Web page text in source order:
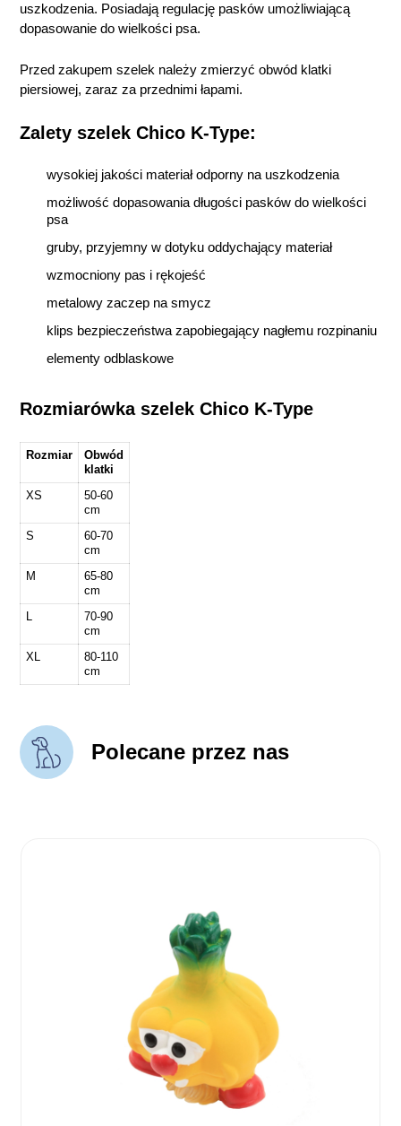
uszkodzenia. Posiadają regulację pasków umożliwiającą
dopasowanie do wielkości psa.
Przed zakupem szelek należy zmierzyć obwód klatki
piersiowej, zaraz za przednimi łapami.
Zalety szelek Chico K-Type:
wysokiej jakości materiał odporny na uszkodzenia
możliwość dopasowania długości pasków do wielkości
psa
gruby, przyjemny w dotyku oddychający materiał
wzmocniony pas i rękojeść
metalowy zaczep na smycz
klips bezpieczeństwa zapobiegający nagłemu rozpinaniu
elementy odblaskowe
Rozmiarówka szelek Chico K-Type
Rozmiar
Obwód
klatki
XS
50-60
cm
S
60-70
cm
M
65-80
cm
L
70-90
cm
XL
80-110
cm
Polecane przez nas